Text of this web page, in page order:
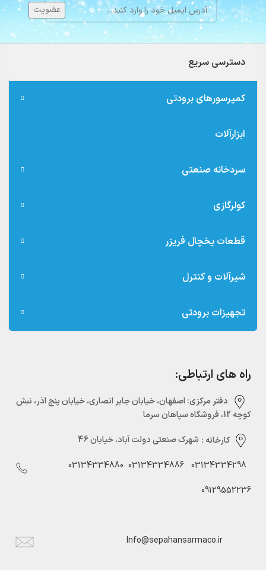
دسترسی سریع
کمپرسورهای برودتی
ابزارآلات
سردخانه صنعتی
کولرگازی
قطعات یخچال فریزر
شیرآلات و کنترل
تجهیزات برودتی
راه های ارتباطی:
دفتر مرکزی:‌ اصفهان، خیابان جابر انصاری، خیابان پنج آذر، نبش
کوچه 12، فروشگاه سپاهان سرما
کارخانه : شهرک صنعتی دولت آباد، خیابان 46
03134334298
03134334886
03134334880
09129552236
Info@sepahansarmaco.ir